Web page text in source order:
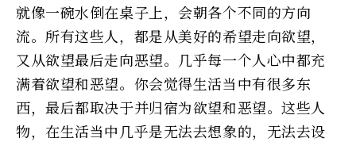
就像一碗水倒在桌子上，会朝各个不同的方向
流。所有这些人，都是从美好的希望走向欲望，
又从欲望最后走向恶望。几乎每一个人心中都充
满着欲望和恶望。你会觉得生活当中有很多东
西，最后都取决于并归宿为欲望和恶望。这些人
物，在生活当中几乎是无法去想象的，无法去设